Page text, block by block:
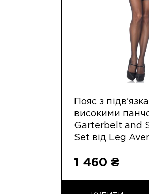
Пояс з
високими
Garterbelt and
Set від Leg
1 460 ₴